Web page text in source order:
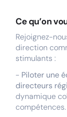
Ce qu’on
Rejoignez-
direction
stimulants :
- Piloter une
directeurs
dynamique
compétences.